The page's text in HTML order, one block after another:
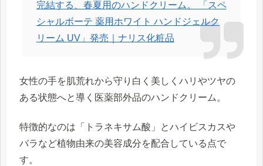
完結する、春夏用のハンドクリーム。 「スペ
シャルボーテ 薬用ホワイト ハンドジェルク
リーム UV」発売｜ナリス化粧品
女性の手を肌荒れから守り白く美しくハリやツヤの
ある状態へと導く医薬部外品のハンドクリーム。
特徴的なのは「トラネキサム酸」とハイビスカスや
バラなど植物由来の美容成分を配合している点で
す。